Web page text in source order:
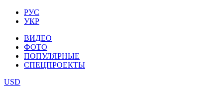
РУС
УКР
ВИДЕО
ФОТО
ПОПУЛЯРНЫЕ
СПЕЦПРОЕКТЫ
USD